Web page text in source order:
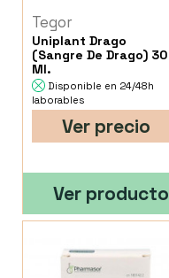
Tegor
Uniplant Drago
(Sangre De Drago) 30
Ml.
Disponible en 24/48h
laborables
Ver precio
Ver producto